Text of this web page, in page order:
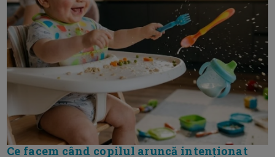
Ce facem când copilul aruncă intenționat